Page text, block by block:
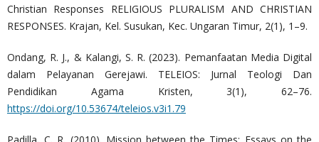
Christian Responses RELIGIOUS PLURALISM AND CHRISTIAN
RESPONSES. Krajan, Kel. Susukan, Kec. Ungaran Timur, 2(1), 1–9.
Ondang, R. J., & Kalangi, S. R. (2023). Pemanfaatan Media Digital
dalam Pelayanan Gerejawi. TELEIOS: Jurnal Teologi Dan
Pendidikan Agama Kristen, 3(1), 62–76.
https://doi.org/10.53674/teleios.v3i1.79